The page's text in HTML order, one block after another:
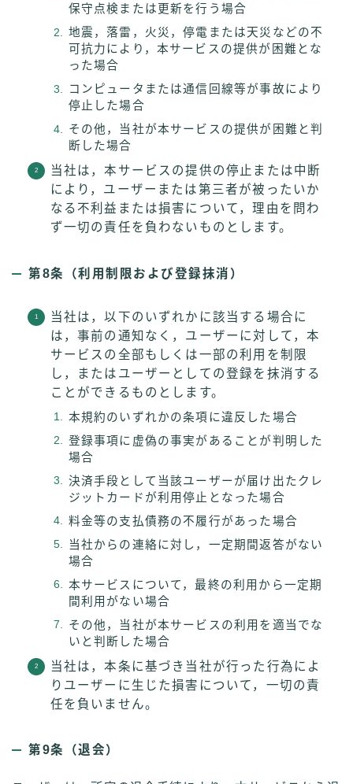
保守点検または更新を行う場合
地震，落雷，火災，停電または天災などの不
可抗力により，本サービスの提供が困難とな
った場合
コンピュータまたは通信回線等が事故により
停止した場合
その他，当社が本サービスの提供が困難と判
断した場合
当社は，本サービスの提供の停止または中断
により，ユーザーまたは第三者が被ったいか
なる不利益または損害について，理由を問わ
ず一切の責任を負わないものとします。
第8条（利用制限および登録抹消）
当社は，以下のいずれかに該当する場合に
は，事前の通知なく，ユーザーに対して，本
サービスの全部もしくは一部の利用を制限
し，またはユーザーとしての登録を抹消する
ことができるものとします。
本規約のいずれかの条項に違反した場合
登録事項に虚偽の事実があることが判明した
場合
決済手段として当該ユーザーが届け出たクレ
ジットカードが利用停止となった場合
料金等の支払債務の不履行があった場合
当社からの連絡に対し，一定期間返答がない
場合
本サービスについて，最終の利用から一定期
間利用がない場合
その他，当社が本サービスの利用を適当でな
いと判断した場合
当社は，本条に基づき当社が行った行為によ
りユーザーに生じた損害について，一切の責
任を負いません。
第9条（退会）